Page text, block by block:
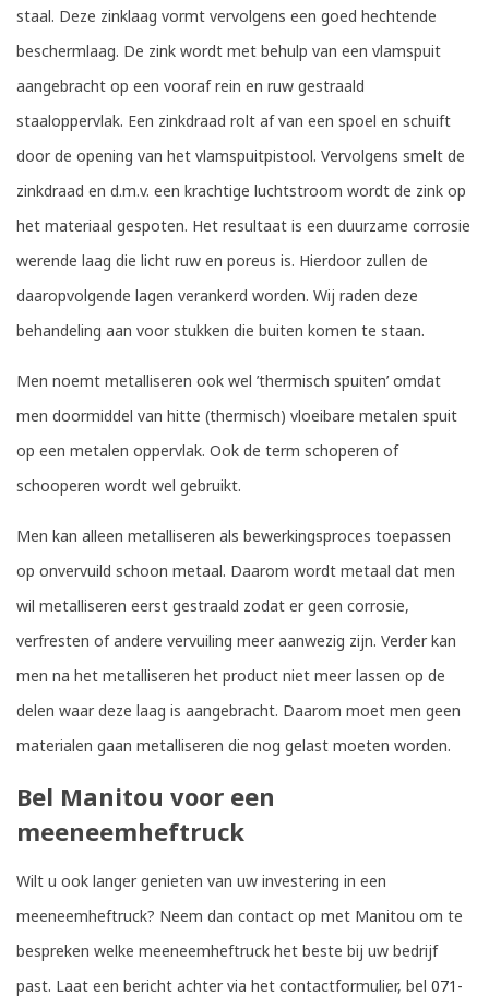
staal. Deze zinklaag vormt vervolgens een goed hechtende
beschermlaag. De zink wordt met behulp van een vlamspuit
aangebracht op een vooraf rein en ruw gestraald
staaloppervlak. Een zinkdraad rolt af van een spoel en schuift
door de opening van het vlamspuitpistool. Vervolgens smelt de
zinkdraad en d.m.v. een krachtige luchtstroom wordt de zink op
het materiaal gespoten. Het resultaat is een duurzame corrosie
werende laag die licht ruw en poreus is. Hierdoor zullen de
daaropvolgende lagen verankerd worden. Wij raden deze
behandeling aan voor stukken die buiten komen te staan.
Men noemt metalliseren ook wel ’thermisch spuiten’ omdat
men doormiddel van hitte (thermisch) vloeibare metalen spuit
op een metalen oppervlak. Ook de term schoperen of
schooperen wordt wel gebruikt.
Men kan alleen metalliseren als bewerkingsproces toepassen
op onvervuild schoon metaal. Daarom wordt metaal dat men
wil metalliseren eerst gestraald zodat er geen corrosie,
verfresten of andere vervuiling meer aanwezig zijn. Verder kan
men na het metalliseren het product niet meer lassen op de
delen waar deze laag is aangebracht. Daarom moet men geen
materialen gaan metalliseren die nog gelast moeten worden.
Bel Manitou voor een
meeneemheftruck
Wilt u ook langer genieten van uw investering in een
meeneemheftruck? Neem dan contact op met Manitou om te
bespreken welke meeneemheftruck het beste bij uw bedrijf
past. Laat een bericht achter via het contactformulier, bel 071-